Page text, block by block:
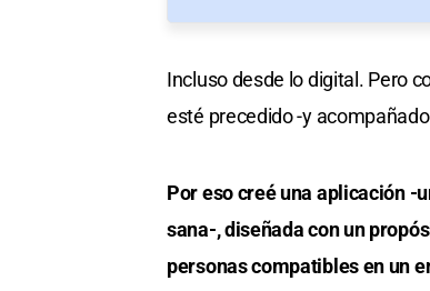
Incluso desde lo digital. Pero
esté precedido -y
Por eso creé una aplicación -
sana-, diseñada con un
personas compatibles en un